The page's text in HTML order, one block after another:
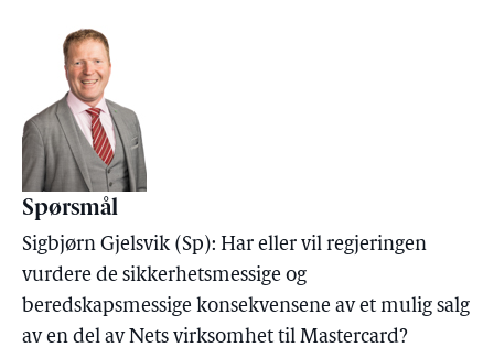
Spørsmål
Sigbjørn Gjelsvik (Sp): Har eller vil regjeringen
vurdere de sikkerhetsmessige og
beredskapsmessige konsekvensene av et mulig salg
av en del av Nets virksomhet til Mastercard?